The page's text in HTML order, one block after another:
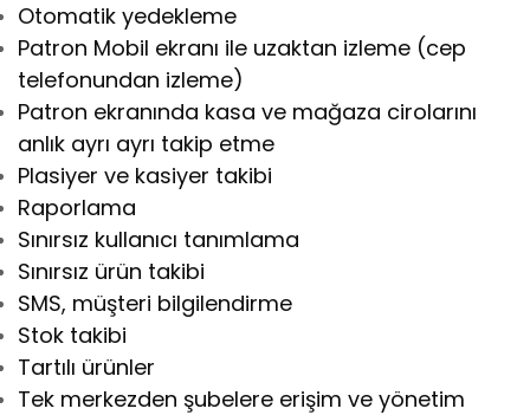
Otomatik yedekleme
Patron Mobil ekranı ile uzaktan izleme (cep
telefonundan izleme)
Patron ekranında kasa ve mağaza cirolarını
anlık ayrı ayrı takip etme
Plasiyer ve kasiyer takibi
Raporlama
Sınırsız kullanıcı tanımlama
Sınırsız ürün takibi
SMS, müşteri bilgilendirme
Stok takibi
Tartılı ürünler
Tek merkezden şubelere erişim ve yönetim